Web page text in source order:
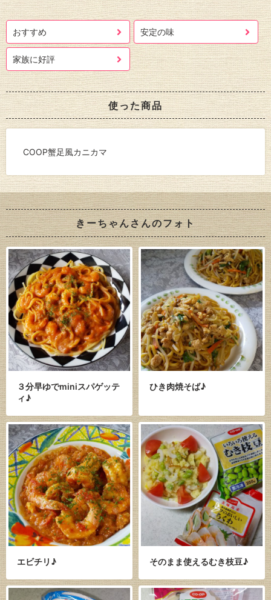
おすすめ 安定の味
家族に好評
使った商品
COOP蟹足風カニカマ
きーちゃんさんのフォト
３分早ゆでminiスパゲッテ
ィ♪
ひき肉焼そば♪
エビチリ♪ そのまま使えるむき枝豆♪